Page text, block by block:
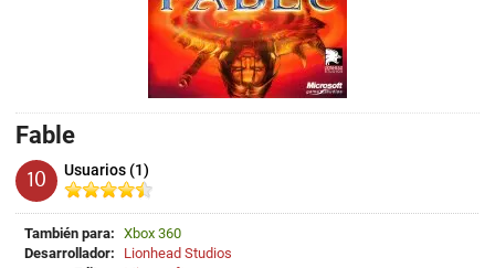
Fable
10 Usuarios (1)
También para: Xbox 360
Desarrollador:
Lionhead Studios